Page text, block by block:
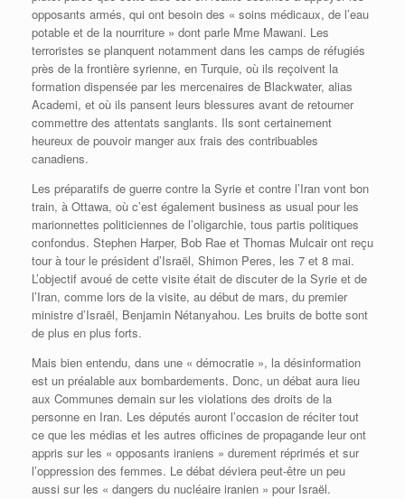
opposants armés, qui ont besoin des « soins médicaux, de l’eau
potable et de la nourriture » dont parle Mme Mawani. Les
terroristes se planquent notamment dans les camps de réfugiés
près de la frontière syrienne, en Turquie, où ils reçoivent la
formation dispensée par les mercenaires de Blackwater, alias
Academi, et où ils pansent leurs blessures avant de retourner
commettre des attentats sanglants. Ils sont certainement
heureux de pouvoir manger aux frais des contribuables
canadiens.
Les préparatifs de guerre contre la Syrie et contre l’Iran vont bon
train, à Ottawa, où c’est également business as usual pour les
marionnettes politiciennes de l’oligarchie, tous partis politiques
confondus. Stephen Harper, Bob Rae et Thomas Mulcair ont reçu
tour à tour le président d’Israël, Shimon Peres, les 7 et 8 mai.
L’objectif avoué de cette visite était de discuter de la Syrie et de
l’Iran, comme lors de la visite, au début de mars, du premier
ministre d’Israël, Benjamin Nétanyahou. Les bruits de botte sont
de plus en plus forts.
Mais bien entendu, dans une « démocratie », la désinformation
est un préalable aux bombardements. Donc, un débat aura lieu
aux Communes demain sur les violations des droits de la
personne en Iran. Les députés auront l’occasion de réciter tout
ce que les médias et les autres officines de propagande leur ont
appris sur les « opposants iraniens » durement réprimés et sur
l’oppression des femmes. Le débat déviera peut-être un peu
aussi sur les « dangers du nucléaire iranien » pour Israël.